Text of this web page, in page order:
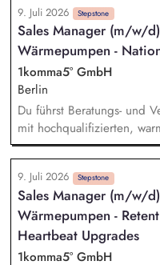
Ressourcen Steuerung der
Ausführungsplanung
Qualitätssicherung
Entwicklung, Bewertung
Anlagen- und
beteiligten
Aufgaben,
9. Juli 2026 Stepstone
Sales Manager (m/w/
Wärmepumpen -
1komma5° GmbH
Berlin
Du führst Beratungs- und
mit hochqualifizierten,
Website) oder fasst bei
Kontakt zu uns hatten
Cycle: Vom ersten
Angebote bis zur digitalen
Deine Kunden. Dein Ziel
perfekte, individuelle
zu sichern.
9. Juli 2026 Stepstone
Sales Manager (m/w/
Wärmepumpen -
Heartbeat Upgrades
1komma5° GmbH